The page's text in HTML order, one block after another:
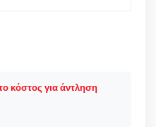
κόστος για άντληση